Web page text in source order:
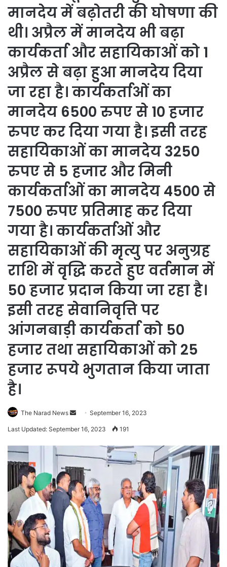
मानदेय में बढ़ोतरी की घोषणा की
थी। अप्रैल में मानदेय भी बढ़ा
कार्यकर्ता और सहायिकाओं को 1
अप्रैल से बढ़ा हुआ मानदेय दिया
जा रहा है। कार्यकर्ताओं का
मानदेय 6500 रुपए से 10 हजार
रुपए कर दिया गया है। इसी तरह
सहायिकाओं का मानदेय 3250
रुपए से 5 हजार और मिनी
कार्यकर्ताओं का मानदेय 4500 से
7500 रुपए प्रतिमाह कर दिया
गया है। कार्यकर्ताओं और
सहायिकाओं की मृत्यु पर अनुग्रह
राशि में वृद्धि करते हुए वर्तमान में
50 हजार प्रदान किया जा रहा है।
इसी तरह सेवानिवृत्ति पर
आंगनबाड़ी कार्यकर्ता को 50
हजार तथा सहायिकाओं को 25
हजार रूपये भुगतान किया जाता
है।
The Narad News
Send September 16, 2023
Last Updated: September 16, 2023 191